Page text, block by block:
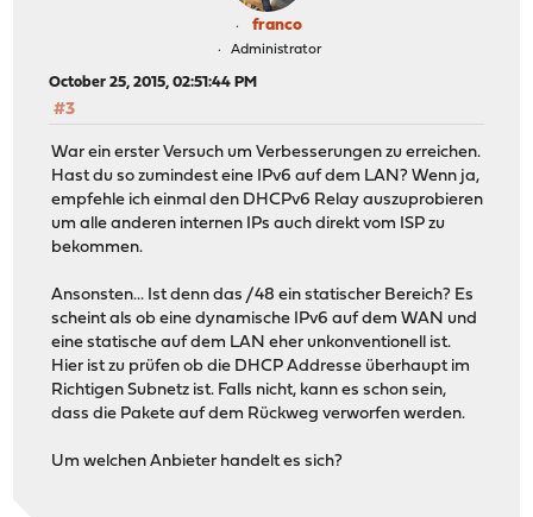
franco
Administrator
October 25, 2015, 02:51:44 PM
#3
War ein erster Versuch um Verbesserungen zu erreichen.
Hast du so zumindest eine IPv6 auf dem LAN? Wenn ja,
empfehle ich einmal den DHCPv6 Relay auszuprobieren
um alle anderen internen IPs auch direkt vom ISP zu
bekommen.
Ansonsten... Ist denn das /48 ein statischer Bereich? Es
scheint als ob eine dynamische IPv6 auf dem WAN und
eine statische auf dem LAN eher unkonventionell ist.
Hier ist zu prüfen ob die DHCP Addresse überhaupt im
Richtigen Subnetz ist. Falls nicht, kann es schon sein,
dass die Pakete auf dem Rückweg verworfen werden.
Um welchen Anbieter handelt es sich?